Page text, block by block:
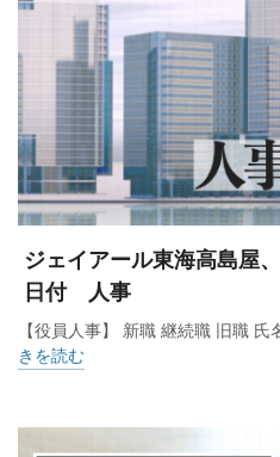
大手百貨店4社の1月売上高は、
た。阪急阪神百貨店が16.0%増
増、三越伊勢丹が10.6％増、高
きラグジュアリーブランドなど
た。
ジェイアール東海高島屋
日付 人事
【役員人事】 新職 継続職 旧職
きを読む